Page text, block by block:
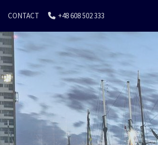
CONTACT +48 608 502 333